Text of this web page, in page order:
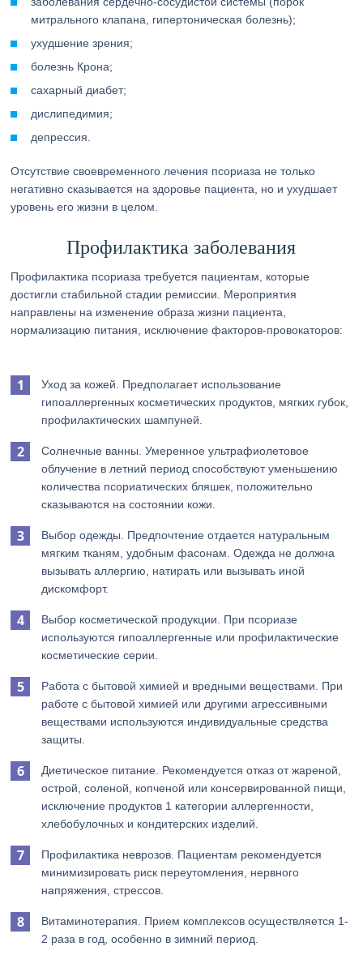
митрального клапана, гипертоническая болезнь);
ухудшение зрения;
болезнь Крона;
сахарный диабет;
дислипедимия;
депрессия.
Отсутствие своевременного лечения псориаза не только
негативно сказывается на здоровье пациента, но и ухудшает
уровень его жизни в целом.
Профилактика заболевания
Профилактика псориаза требуется пациентам, которые
достигли стабильной стадии ремиссии. Мероприятия
направлены на изменение образа жизни пациента,
нормализацию питания, исключение факторов-провокаторов:
Уход за кожей. Предполагает использование
гипоаллергенных косметических продуктов, мягких губок,
профилактических шампуней.
Солнечные ванны. Умеренное ультрафиолетовое
облучение в летний период способствуют уменьшению
количества псориатических бляшек, положительно
сказываются на состоянии кожи.
Выбор одежды. Предпочтение отдается натуральным
мягким тканям, удобным фасонам. Одежда не должна
вызывать аллергию, натирать или вызывать иной
дискомфорт.
Выбор косметической продукции. При псориазе
используются гипоаллергенные или профилактические
косметические серии.
Работа с бытовой химией и вредными веществами. При
работе с бытовой химией или другими агрессивными
веществами используются индивидуальные средства
защиты.
Диетическое питание. Рекомендуется отказ от жареной,
острой, соленой, копченой или консервированной пищи,
исключение продуктов 1 категории аллергенности,
хлебобулочных и кондитерских изделий.
Профилактика неврозов. Пациентам рекомендуется
минимизировать риск переутомления, нервного
напряжения, стрессов.
Витаминотерапия. Прием комплексов осуществляется 1-
2 раза в год, особенно в зимний период.